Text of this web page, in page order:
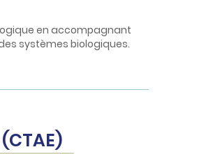
en accompagnant
systèmes biologiques.